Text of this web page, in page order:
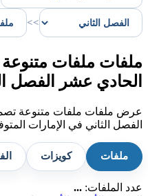
>>
ملفات ملفات
الحادي عشر الفصل
عرض ملفات ملفات متنوعة
الفصل الثاني في الإمارات
ملفات كويزات
عدد الملفات: ...